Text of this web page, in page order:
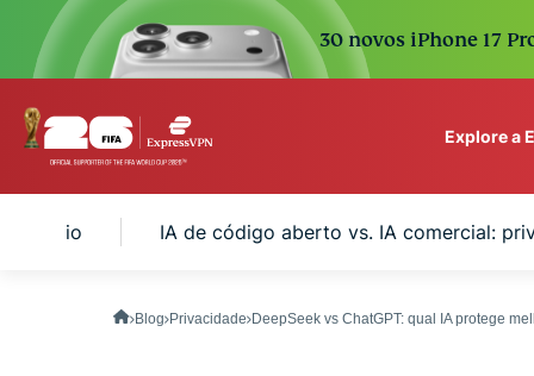
30 novos iPhone 17
Explore a
VPN protection for
usuário IA de código aberto vs. IA comercial:
Blog Privacidade DeepSeek vs ChatGPT: qual IA protege